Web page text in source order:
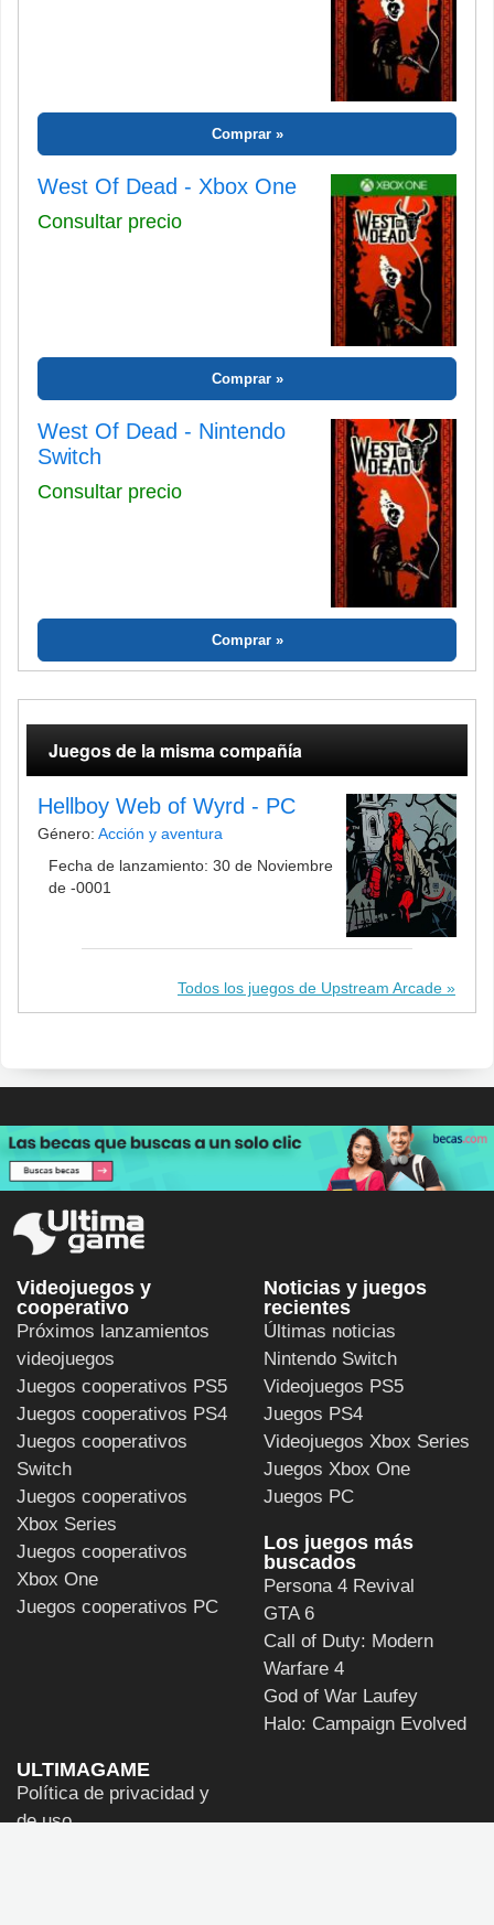
Comprar
West Of Dead - Xbox One
Consultar precio
Comprar
West Of Dead - Nintendo
Switch
Consultar precio
Comprar
Juegos de la misma compañía
Hellboy Web of Wyrd - PC
Género: Acción y aventura
Fecha de lanzamiento: 30 de Noviembre
de -0001
Todos los juegos de Upstream Arcade
Videojuegos y
cooperativo
Próximos lanzamientos
videojuegos
Juegos cooperativos PS5
Juegos cooperativos PS4
Juegos cooperativos
Switch
Juegos cooperativos
Xbox Series
Juegos cooperativos
Xbox One
Juegos cooperativos PC
Noticias y juegos
recientes
Últimas noticias
Nintendo Switch
Videojuegos PS5
Juegos PS4
Videojuegos Xbox Series
Juegos Xbox One
Juegos PC
Los juegos más
buscados
Persona 4 Revival
GTA 6
Call of Duty: Modern
Warfare 4
God of War Laufey
Halo: Campaign Evolved
ULTIMAGAME
Política de privacidad y
de uso